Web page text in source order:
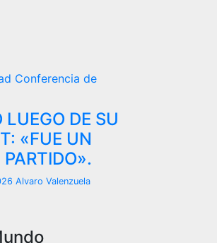
Conferencia de
LUEGO DE SU
«FUE UN
PARTIDO».
Alvaro Valenzuela